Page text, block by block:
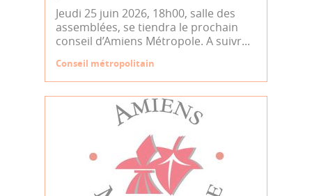
Jeudi 25 juin 2026, 18h00, salle des
assemblées, se tiendra le prochain
conseil d’Amiens Métropole. A suivr...
Conseil métropolitain